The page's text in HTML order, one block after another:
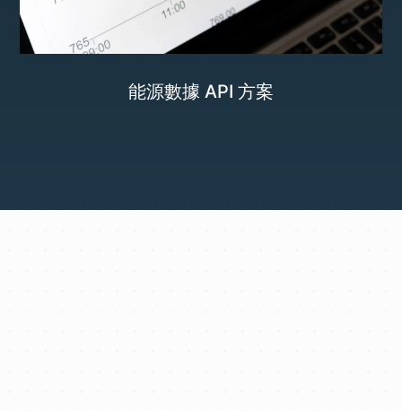
能源數據 API 方案